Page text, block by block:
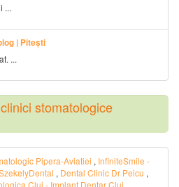
...
| Pitești
...
stomatologice
Pipera-Aviatiei , InfiniteSmile -
, Dental Clinic Dr Peicu ,
Cluj - Implant Dentar Cluj